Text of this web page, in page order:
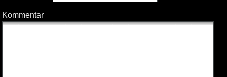
Kommentar